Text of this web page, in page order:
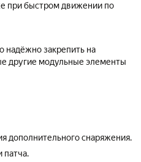
при быстром движении по
надёжно закрепить на
другие модульные элементы
дополнительного снаряжения.
патча.